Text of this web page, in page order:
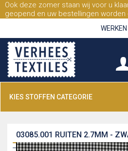
Ook deze zomer staan wij voor u
geopend en uw bestellingen worden
KIES STOFFEN CATEGORIE
RUITEN 2.7MM -
03085.001
31